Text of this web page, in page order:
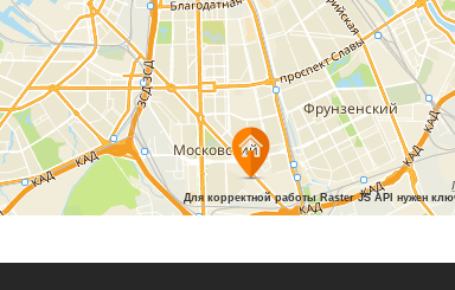
Для корректной работы Raster JS API нужен